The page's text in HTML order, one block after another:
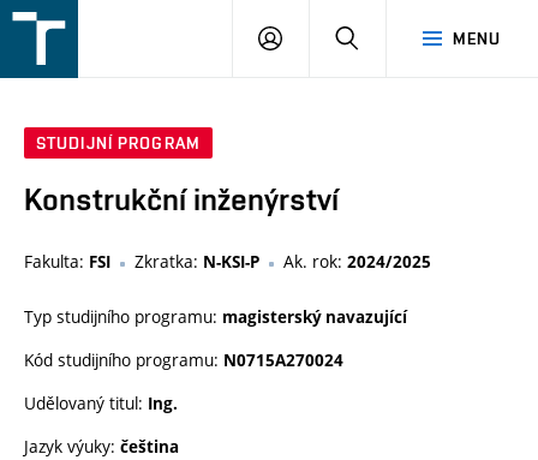
v
MENU
PŘIHLÁŠENÍ
STUDIJNÍ PROGRAM
Konstrukční inženýrství
Fakulta: FSI Zkratka: N-KSI-P Ak. rok: 2024/2025
Typ studijního programu: magisterský navazující
Kód studijního programu: N0715A270024
Udělovaný titul: Ing.
Jazyk výuky: čeština